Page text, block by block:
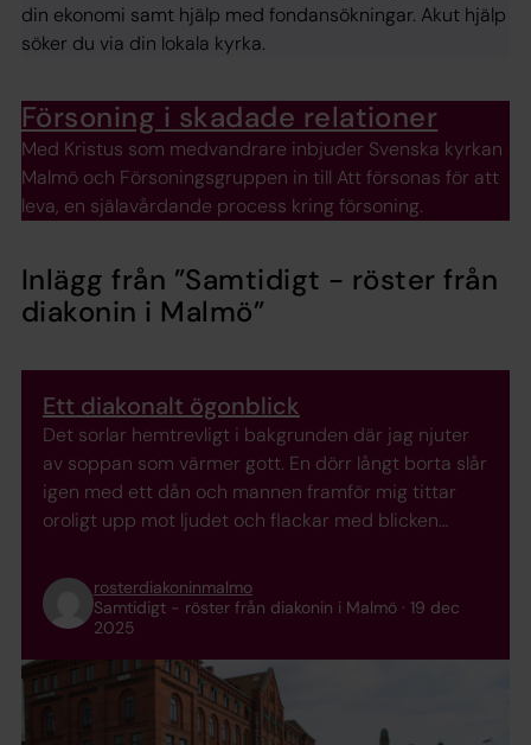
din ekonomi samt hjälp med fondansökningar. Akut hjälp
söker du via din lokala kyrka.
Försoning i skadade relationer
Med Kristus som medvandrare inbjuder Svenska kyrkan
Malmö och Försoningsgruppen in till Att försonas för att
leva, en själavårdande process kring försoning.
Inlägg från ”Samtidigt - röster från
diakonin i Malmö”
Ett diakonalt ögonblick
Det sorlar hemtrevligt i bakgrunden där jag njuter
av soppan som värmer gott. En dörr långt borta slår
igen med ett dån och mannen framför mig tittar
oroligt upp mot ljudet och flackar med blicken
blick, ser hur andningen ökar och hans axlar
spänns. När det ...
rosterdiakoninmalmo
Samtidigt - röster från diakonin i Malmö
19 dec
2025